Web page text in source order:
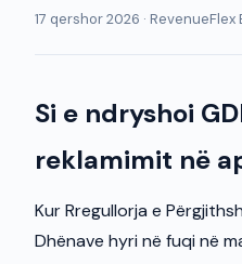
17 qershor 2026 · RevenueFlex
Si e ndryshoi
reklamimit në
Kur Rregullorja e
Dhënave hyri në fuqi në